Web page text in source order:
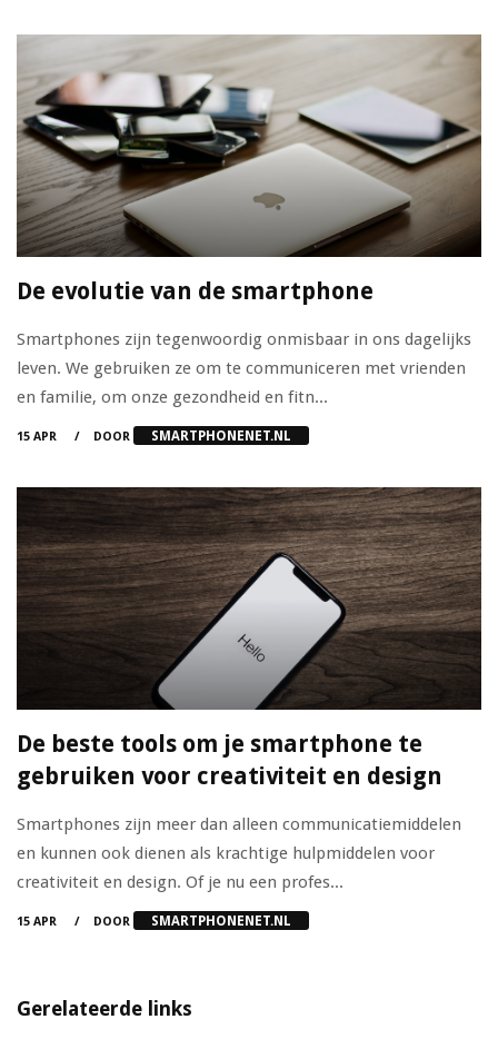
De evolutie van de smartphone
Smartphones zijn tegenwoordig onmisbaar in ons dagelijks
leven. We gebruiken ze om te communiceren met vrienden
en familie, om onze gezondheid en fitn...
15 APR DOOR SMARTPHONENET.NL
De beste tools om je smartphone te
gebruiken voor creativiteit en design
Smartphones zijn meer dan alleen communicatiemiddelen
en kunnen ook dienen als krachtige hulpmiddelen voor
creativiteit en design. Of je nu een profes...
15 APR DOOR SMARTPHONENET.NL
Gerelateerde links